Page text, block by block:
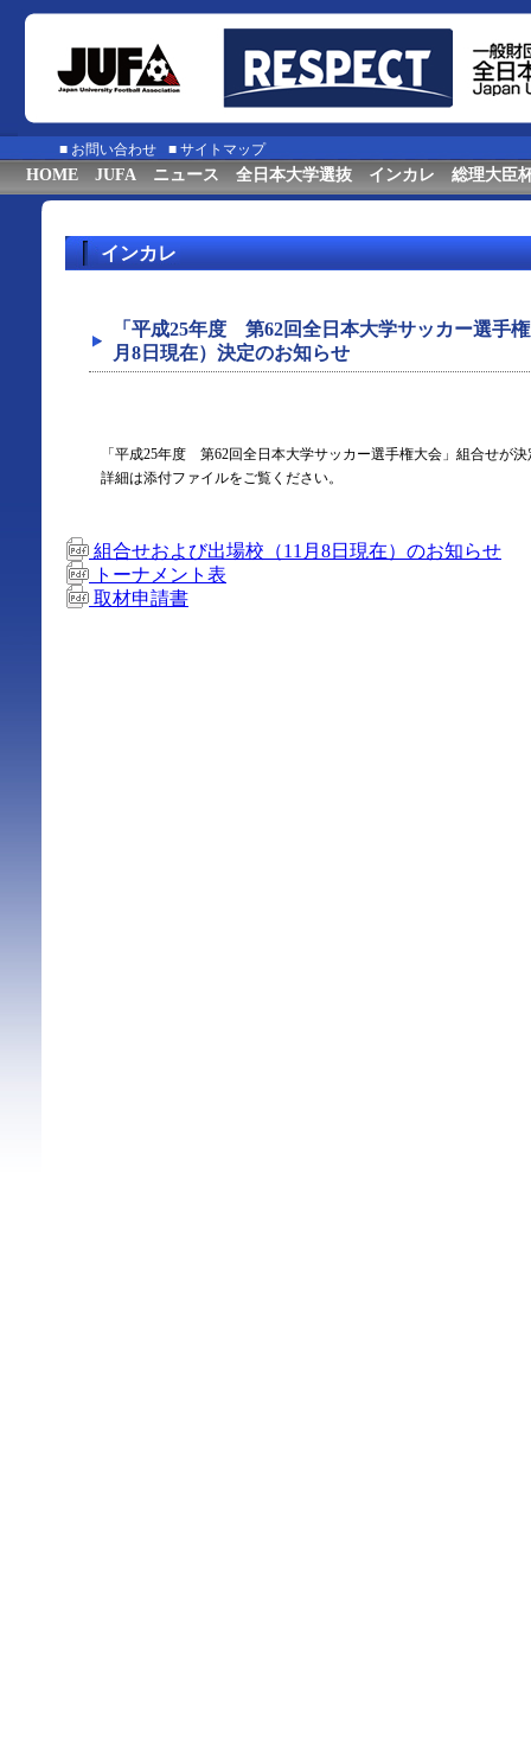
■ お問い合わせ ■ サイトマップ
HOME JUFA ニュース 全日本大学選抜 インカレ 総理大臣
インカレ
「平成25年度 第62回全日本大学サッカー選手
月8日現在）決定のお知らせ
「平成25年度 第62回全日本大学サッカー選手権大会」組合せが
詳細は添付ファイルをご覧ください。
組合せおよび出場校（11月8日現在）のお知らせ
トーナメント表
取材申請書